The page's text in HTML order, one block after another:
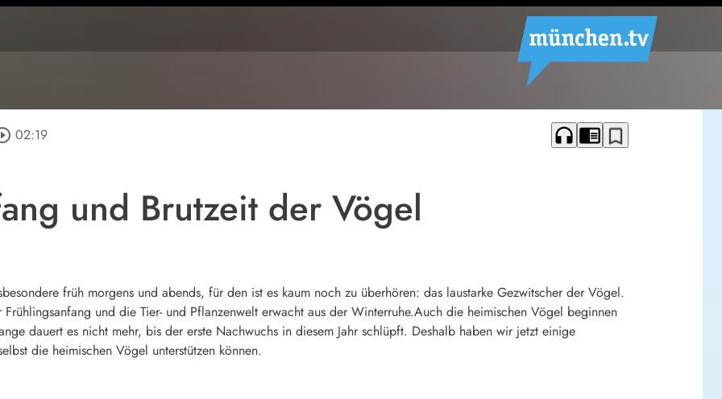
02:19 headphones chrome_reader_mode bookmark_border
und Brutzeit der Vögel
früh morgens und abends, für den ist es kaum noch zu überhören: das laustarke Gezwitscher der Vögel.
und die Tier- und Pflanzenwelt erwacht aus der Winterruhe.Auch die heimischen Vögel beginnen
dauert es nicht mehr, bis der erste Nachwuchs in diesem Jahr schlüpft. Deshalb haben wir jetzt einige
die heimischen Vögel unterstützen können.